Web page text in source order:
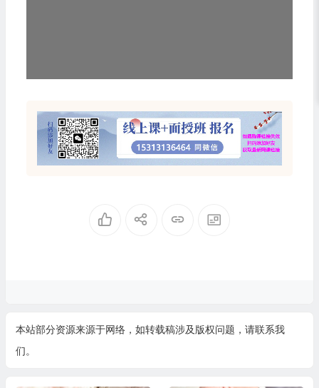
本站部分资源来源于网络，如转载稿涉及版权问题，请联系我
们。